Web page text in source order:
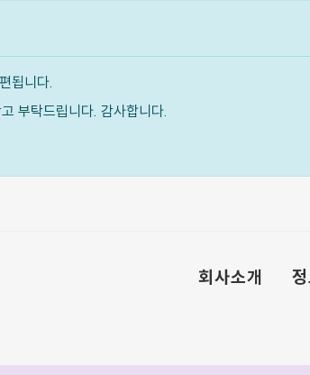
됩니다.
부탁드립니다. 감사합니다.
회사소개